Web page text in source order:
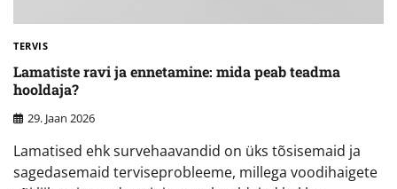
TERVIS
Lamatiste ravi ja ennetamine: mida peab teadma
hooldaja?
29. Jaan 2026
Lamatised ehk survehaavandid on üks tõsisemaid ja
sagedasemaid terviseprobleeme, millega voodihaigete